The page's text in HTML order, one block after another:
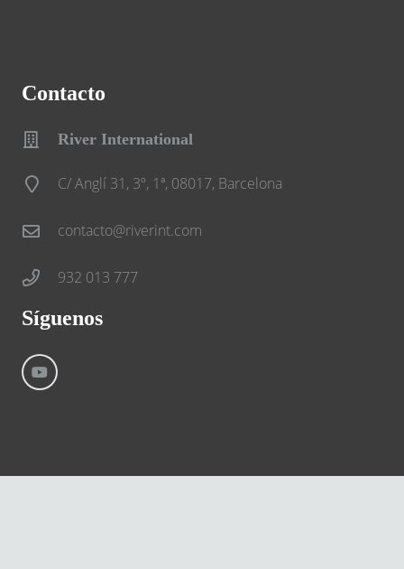
Contacto
River International
C/ Anglí 31, 3º, 1ª, 08017, Barcelona
contacto@riverint.com
932 013 777
Síguenos